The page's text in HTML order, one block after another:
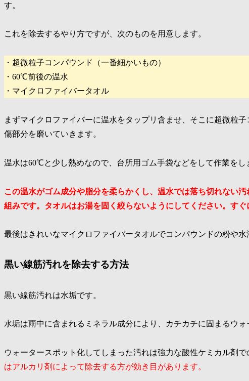
す。
これを除去するやり方ですが、次のものを用意します。
・超微粒子コンパウンド（一番細かいもの）
・60℃前後の温水
・マイクロファイバータオル
まずマイクロファイバーに温水をタップリ含ませ、そこに超微粒
傷部分を磨いていきます。
温水は60℃と少し熱めなので、台所用ゴム手袋などをして作業をし
この温水がゴム成分や脂分を柔らかくし、温水では落ち切れない
組みです。タオルはお湯を固く絞らないようにしてください。すぐ
最後はきれいなマイクロファイバータオルでコンパウンドの粉や水
黒い線筋汚れを除去する方法
黒い線筋汚れは水垢です。
水垢は雨中に含まれるミネラル成分により、カチカチに固まるウォ
ウォータースポット化してしまった汚れは強力な酸性ケミカル剤で
はアルカリ剤によって除去する方が効き目があります。